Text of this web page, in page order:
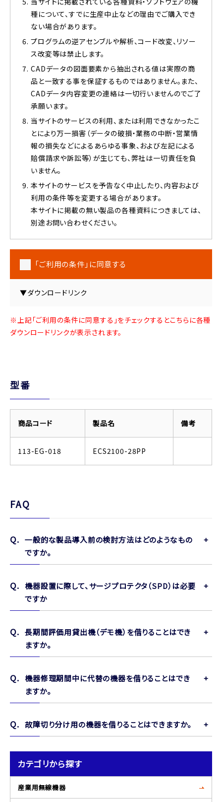
カテゴリから探す
産業用無線機器
種について、すでに生産中止などの理由でご購入でき
ない場合があります。
プログラムの逆アセンブルや解析、コード改変、リソー
ス改変等は禁止します。
CADデータの図面要素から抽出される値は実際の商
品と一致する事を保証するものではありません。また、
CADデータ内容変更の連絡は一切行いませんのでご了
承願います。
当サイトのサービスの利用、または利用できなかったこ
とにより万一損害（データの破損・業務の中断・営業情
報の損失などによるあらゆる事象、および左記による
賠償請求や訴訟等）が生じても、弊社は一切責任を負
いません。
本サイトのサービスを予告なく中止したり、内容および
利用の条件等を変更する場合があります。
本サイトに掲載の無い製品の各種資料につきましては、
別途お問い合わせください。
「ご利用の条件」に同意する
▼ダウンロードリンク
※上記「ご利用の条件に同意する」をチェックするとこちらに各種
ダウンロードリンクが表示されます。
型番
商品コード 製品名 備考
113-EG-018 ECS2100-28PP
FAQ
一般的な製品導入前の検討方法はどのようなもの
ですか。
機器設置に際して、サージプロテクタ（SPD）は必要
ですか
長期間評価用貸出機（デモ機）を借りることはでき
ますか。
機器修理期間中に代替の機器を借りることはでき
ますか。
故障切り分け用の機器を借りることはできますか。